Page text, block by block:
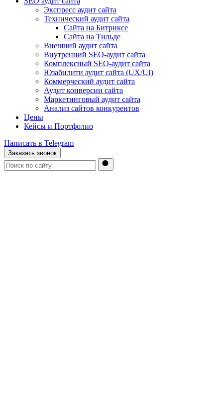
Экспресс аудит сайта
Технический аудит сайта
Сайта на Битриксе
Сайта на Тильде
Внешний аудит сайта
Внутренний SEO-аудит сайта
Комплексный SEO-аудит сайта
Юзабилити аудит сайта (UX/UI)
Коммерческий аудит сайта
Аудит конверсии сайта
Маркетинговый аудит сайта
Анализ сайтов конкурентов
Цены
Кейсы и Портфолио
Написать в Telegram
Заказать звонок